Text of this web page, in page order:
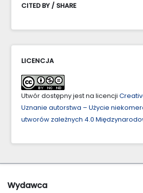
CITED BY / SHARE
LICENCJA
Utwór dostępny jest na licencji
Uznanie autorstwa – Użycie
utworów zależnych 4.0
Wydawca